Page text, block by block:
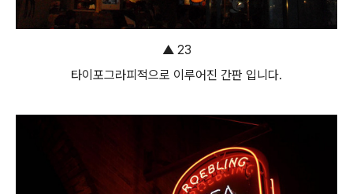
▲ 23
타이포그라피적으로 이루어진 간판 입니다.